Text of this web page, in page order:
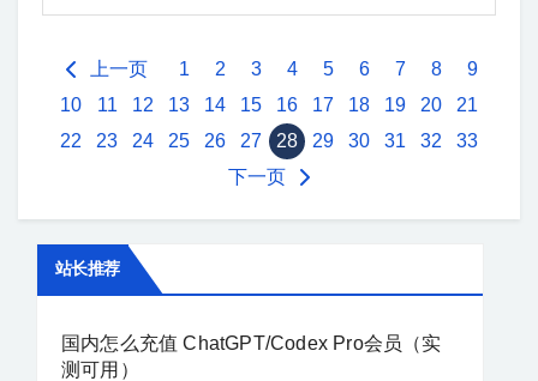
制的一部分，旨在保护用户的账户不被未经
授权的访问。此类可疑行为可能包括： 频繁
的登录尝试：短时间内输入错误密码的次数
过多。 来自不同地理位置的登录请求：用户
为可疑行为。（VPN代理频繁更换） 这些措
施都是为了保护用户账户安全，防止恶意用
值...
上一页 1 2 3 4 5 6 7 8
9
10
11 12 13 14 15 16 17 18 19 20
21
22
23 24 25 26 27 28 29 30 31 32
33
下一页
站长推荐
国内怎么充值 ChatGPT/Codex Pro会员（实
测可用）